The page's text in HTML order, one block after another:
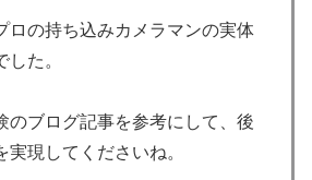
ロの持ち込みカメラマンの実体
た。
のブログ記事を参考にして、後
現してくださいね。